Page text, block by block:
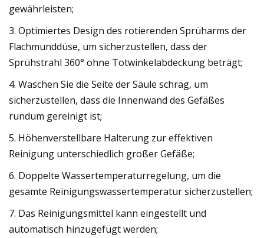
gewährleisten;
3. Optimiertes Design des rotierenden Sprüharms der
Flachmunddüse, um sicherzustellen, dass der
Sprühstrahl 360° ohne Totwinkelabdeckung beträgt;
4. Waschen Sie die Seite der Säule schräg, um
sicherzustellen, dass die Innenwand des Gefäßes
rundum gereinigt ist;
5. Höhenverstellbare Halterung zur effektiven
Reinigung unterschiedlich großer Gefäße;
6. Doppelte Wassertemperaturregelung, um die
gesamte Reinigungswassertemperatur sicherzustellen;
7. Das Reinigungsmittel kann eingestellt und
automatisch hinzugefügt werden;